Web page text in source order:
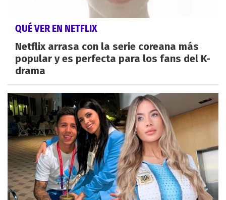
QUÉ VER EN NETFLIX
Netflix arrasa con la serie coreana más
popular y es perfecta para los fans del K-
drama